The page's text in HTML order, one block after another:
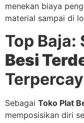
menekan biaya
material sampai di
Top Baja:
Besi
Sebagai Toko Plat
memposisikan diri